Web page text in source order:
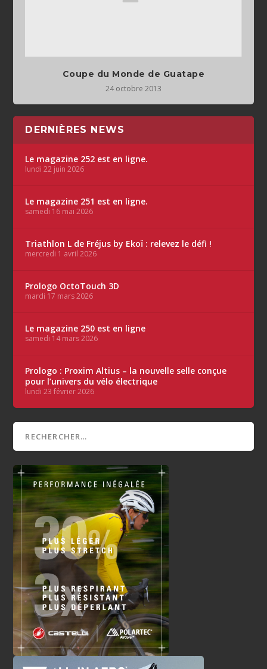
Coupe du Monde de Guatape
24 octobre 2013
DERNIÈRES NEWS
Le magazine 252 est en ligne.
lundi 22 juin 2026
Le magazine 251 est en ligne.
samedi 16 mai 2026
Triathlon L de Fréjus by Ekoï : relevez le défi !
mercredi 1 avril 2026
Prologo OctoTouch 3D
mardi 17 mars 2026
Le magazine 250 est en ligne
samedi 14 mars 2026
Prologo : Proxim Altius – la nouvelle selle conçue
pour l’univers du vélo électrique
lundi 23 février 2026